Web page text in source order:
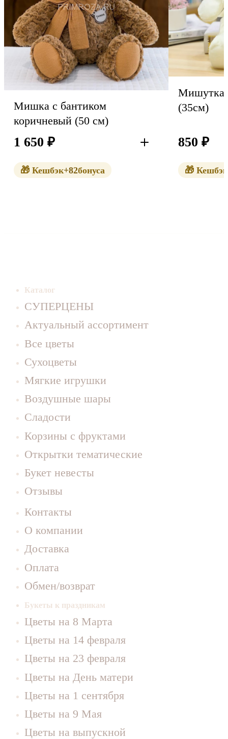
Мишка с бантиком
коричневый (50 см)
1 650₽ В корзину
🎁 Кешбэк+82бонуса
Мишутка
(35см)
850 ₽
🎁 Кешбэк
Каталог
СУПЕРЦЕНЫ
Актуальный ассортимент
Все цветы
Сухоцветы
Мягкие игрушки
Воздушные шары
Сладости
Корзины с фруктами
Открытки тематические
Букет невесты
Отзывы
Контакты
О компании
Доставка
Оплата
Обмен/возврат
Букеты к праздникам
Цветы на 8 Марта
Цветы на 14 февраля
Цветы на 23 февраля
Цветы на День матери
Цветы на 1 сентября
Цветы на 9 Мая
Цветы на выпускной